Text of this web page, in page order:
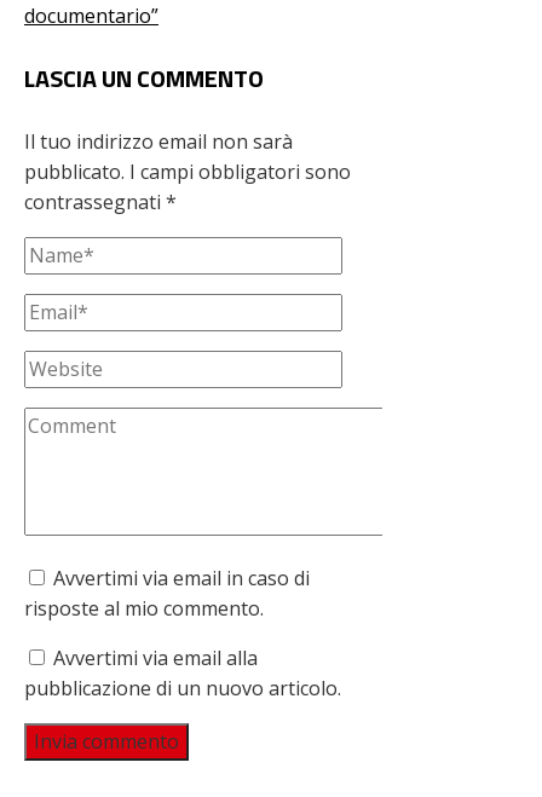
documentario”
LASCIA UN COMMENTO
Il tuo indirizzo email non sarà
pubblicato. I campi obbligatori sono
contrassegnati *
Avvertimi via email in caso di
risposte al mio commento.
Avvertimi via email alla
pubblicazione di un nuovo articolo.